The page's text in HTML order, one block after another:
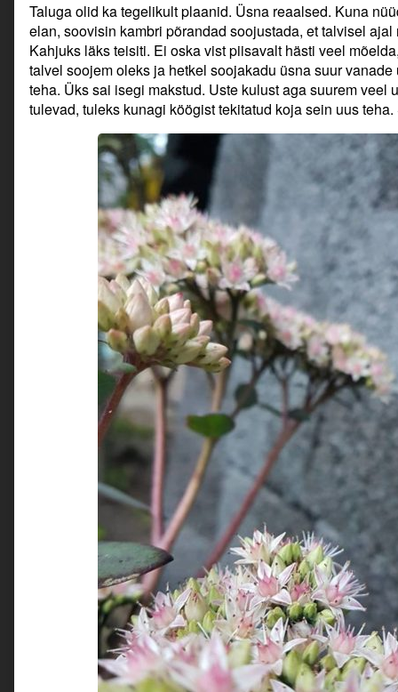
Taluga olid ka tegelikult plaanid. Üsna reaalsed. Kuna
elan, soovisin kambri põrandad soojustada, et talvisel
Kahjuks läks teisiti. Ei oska vist piisavalt hästi veel
talvel soojem oleks ja hetkel soojakadu üsna suur
teha. Üks sai isegi makstud. Uste kulust aga suurem veel
tulevad, tuleks kunagi köögist tekitatud koja sein uus